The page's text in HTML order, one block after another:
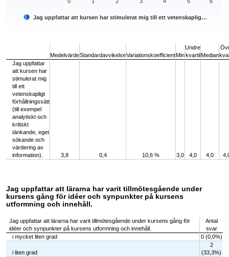
Jag uppfattar att kursen har stimulerat mig till ett vetenskaplig…
MedelvärdeStandardavvikelseVariationskoefficientMin
Undre
kvartil Median
Jag uppfattar
att kursen har
stimulerat mig
till ett
vetenskapligt
förhållningssätt
(till exempel
analytiskt och
kritiskt
tänkande, eget
sökande och
värdering av
information).
3,8 0,4 10,6 % 3,0 4,0 4,0
Jag uppfattar att lärarna har varit tillmötesgående under
kursens gång för idéer och synpunkter på kursens
utformning och innehåll.
Jag uppfattar att lärarna har varit tillmötesgående under kursens gång för
idéer och synpunkter på kursens utformning och innehåll.
Antal
svar
i mycket liten grad
0 (0,0%)
i liten grad
2
(33,3%)